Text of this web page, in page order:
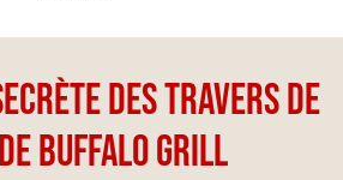
des travers de
Buffalo Grill